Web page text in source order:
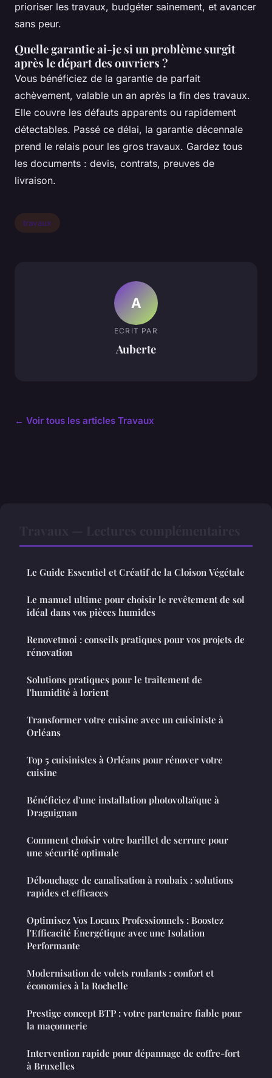
prioriser les travaux, budgéter sainement, et avancer
sans peur.
Quelle garantie ai-je si un problème surgit
après le départ des ouvriers ?
Vous bénéficiez de la garantie de parfait
achèvement, valable un an après la fin des travaux.
Elle couvre les défauts apparents ou rapidement
détectables. Passé ce délai, la garantie décennale
prend le relais pour les gros travaux. Gardez tous
les documents : devis, contrats, preuves de
livraison.
travaux
A
ECRIT PAR
Auberte
← Voir tous les articles Travaux
Le Guide Essentiel et Créatif de la Cloison Végétale
Le manuel ultime pour choisir le revêtement de sol
idéal dans vos pièces humides
Renovetmoi : conseils pratiques pour vos projets de
rénovation
Solutions pratiques pour le traitement de
l'humidité à lorient
Transformer votre cuisine avec un cuisiniste à
Orléans
Top 5 cuisinistes à Orléans pour rénover votre
cuisine
Bénéficiez d'une installation photovoltaïque à
Draguignan
Comment choisir votre barillet de serrure pour
une sécurité optimale
Débouchage de canalisation à roubaix : solutions
rapides et efficaces
Optimisez Vos Locaux Professionnels : Boostez
l'Efficacité Énergétique avec une Isolation
Performante
Modernisation de volets roulants : confort et
économies à la Rochelle
Prestige concept BTP : votre partenaire fiable pour
la maçonnerie
Intervention rapide pour dépannage de coffre-fort
à Bruxelles